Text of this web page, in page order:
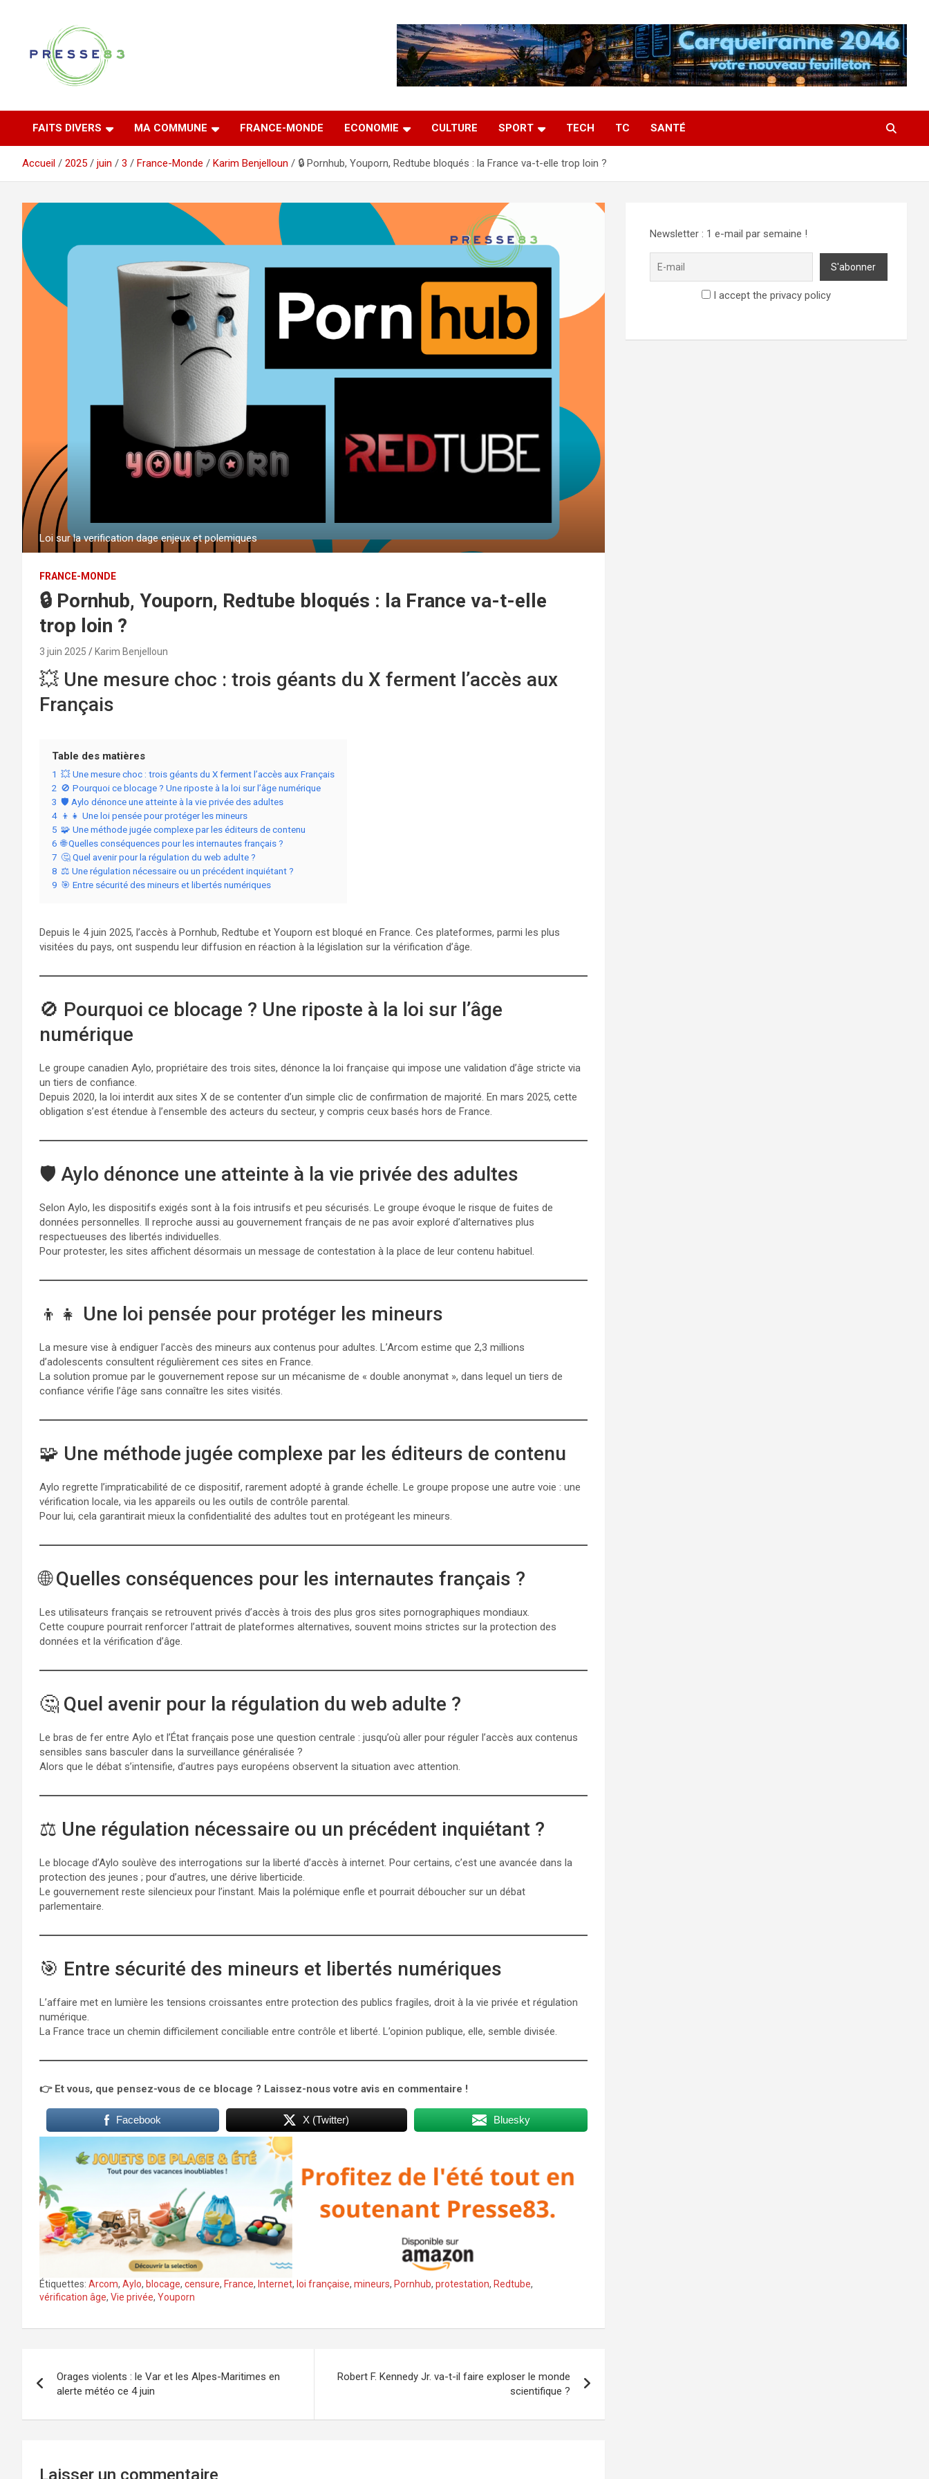
Presse 83
FAITS DIVERS MA COMMUNE FRANCE-MONDE ECONOMIE CULTURE SPORT TECH TC SANTÉ
Accueil 2025 juin 3 France-Monde Karim Benjelloun 🔒 Pornhub, Youporn, Redtube bloqués : la France va-t-elle trop loin ?
Loi sur la verification dage enjeux et polemiques
FRANCE-MONDE
🔒 Pornhub, Youporn, Redtube bloqués : la France va-t-elle
trop loin ?
3 juin 2025 Karim Benjelloun
💥 Une mesure choc : trois géants du X ferment l’accès aux
Français
Table des matières
1 💥 Une mesure choc : trois géants du X ferment l’accès aux Français
2 🚫 Pourquoi ce blocage ? Une riposte à la loi sur l’âge numérique
3 🛡️ Aylo dénonce une atteinte à la vie privée des adultes
4 👦👧 Une loi pensée pour protéger les mineurs
5 🧩 Une méthode jugée complexe par les éditeurs de contenu
6 🌐 Quelles conséquences pour les internautes français ?
7 🤔 Quel avenir pour la régulation du web adulte ?
8 ⚖️ Une régulation nécessaire ou un précédent inquiétant ?
9 🎯 Entre sécurité des mineurs et libertés numériques
Depuis le 4 juin 2025, l’accès à Pornhub, Redtube et Youporn est bloqué en France. Ces plateformes, parmi les plus
visitées du pays, ont suspendu leur diffusion en réaction à la législation sur la vérification d’âge.
🚫 Pourquoi ce blocage ? Une riposte à la loi sur l’âge
numérique
Le groupe canadien Aylo, propriétaire des trois sites, dénonce la loi française qui impose une validation d’âge stricte via
un tiers de confiance.
Depuis 2020, la loi interdit aux sites X de se contenter d’un simple clic de confirmation de majorité. En mars 2025, cette
obligation s’est étendue à l’ensemble des acteurs du secteur, y compris ceux basés hors de France.
🛡️ Aylo dénonce une atteinte à la vie privée des adultes
Selon Aylo, les dispositifs exigés sont à la fois intrusifs et peu sécurisés. Le groupe évoque le risque de fuites de
données personnelles. Il reproche aussi au gouvernement français de ne pas avoir exploré d’alternatives plus
respectueuses des libertés individuelles.
Pour protester, les sites affichent désormais un message de contestation à la place de leur contenu habituel.
👦👧 Une loi pensée pour protéger les mineurs
La mesure vise à endiguer l’accès des mineurs aux contenus pour adultes. L’Arcom estime que 2,3 millions
d’adolescents consultent régulièrement ces sites en France.
La solution promue par le gouvernement repose sur un mécanisme de « double anonymat », dans lequel un tiers de
confiance vérifie l’âge sans connaître les sites visités.
🧩 Une méthode jugée complexe par les éditeurs de contenu
Aylo regrette l’impraticabilité de ce dispositif, rarement adopté à grande échelle. Le groupe propose une autre voie : une
vérification locale, via les appareils ou les outils de contrôle parental.
Pour lui, cela garantirait mieux la confidentialité des adultes tout en protégeant les mineurs.
🌐 Quelles conséquences pour les internautes français ?
Les utilisateurs français se retrouvent privés d’accès à trois des plus gros sites pornographiques mondiaux.
Cette coupure pourrait renforcer l’attrait de plateformes alternatives, souvent moins strictes sur la protection des
données et la vérification d’âge.
🤔 Quel avenir pour la régulation du web adulte ?
Le bras de fer entre Aylo et l’État français pose une question centrale : jusqu’où aller pour réguler l’accès aux contenus
sensibles sans basculer dans la surveillance généralisée ?
Alors que le débat s’intensifie, d’autres pays européens observent la situation avec attention.
⚖️ Une régulation nécessaire ou un précédent inquiétant ?
Le blocage d’Aylo soulève des interrogations sur la liberté d’accès à internet. Pour certains, c’est une avancée dans la
protection des jeunes ; pour d’autres, une dérive liberticide.
Le gouvernement reste silencieux pour l’instant. Mais la polémique enfle et pourrait déboucher sur un débat
parlementaire.
🎯 Entre sécurité des mineurs et libertés numériques
L’affaire met en lumière les tensions croissantes entre protection des publics fragiles, droit à la vie privée et régulation
numérique.
La France trace un chemin difficilement conciliable entre contrôle et liberté. L’opinion publique, elle, semble divisée.
👉 Et vous, que pensez-vous de ce blocage ? Laissez-nous votre avis en commentaire !
Facebook X (Twitter) Bluesky
Étiquettes: Arcom, Aylo, blocage, censure, France, Internet, loi française, mineurs, Pornhub, protestation, Redtube,
vérification âge, Vie privée, Youporn
de
l’article
Orages violents : le Var et les Alpes-Maritimes en
alerte météo ce 4 juin
Robert F. Kennedy Jr. va-t-il faire exploser le monde
scientifique ?
Laisser un commentaire
Newsletter : 1 e-mail par semaine !
I accept the privacy policy